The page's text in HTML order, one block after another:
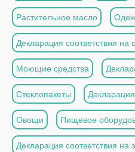
Растительное масло
Декларация соответствия на
Моющие средства
Стеклопакеты
Овощи Пищевое
Декларация соответствия на